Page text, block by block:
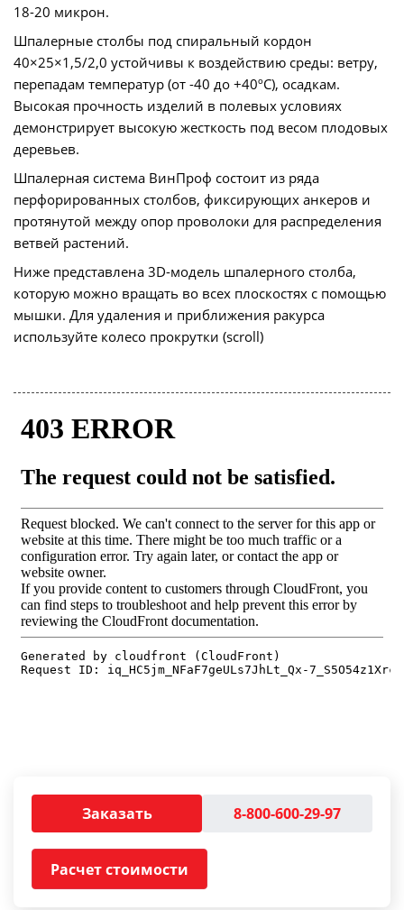
18-20 микрон.
Шпалерные столбы под спиральный кордон
40×25×1,5/2,0 устойчивы к воздействию среды: ветру,
перепадам температур (от -40 до +40ºС), осадкам.
Высокая прочность изделий в полевых условиях
демонстрирует высокую жесткость под весом плодовых
деревьев.
Шпалерная система ВинПроф состоит из ряда
перфорированных столбов, фиксирующих анкеров и
протянутой между опор проволоки для распределения
ветвей растений.
Ниже представлена 3D-модель шпалерного столба,
которую можно вращать во всех плоскостях с помощью
мышки. Для удаления и приближения ракурса
используйте колесо прокрутки (scroll)
Заказать 8-800-600-29-97
Расчет стоимости